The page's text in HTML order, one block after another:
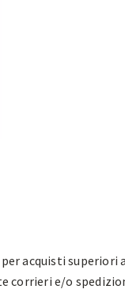
acquisti superiori
corrieri e/o